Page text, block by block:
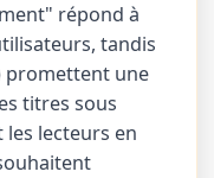
répond à
tandis
promettent une
titres sous
lecteurs en